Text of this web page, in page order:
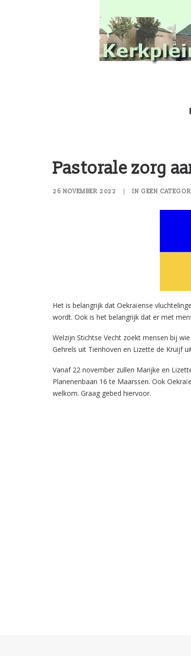
Pastorale zorg
26 NOVEMBER 2022 IN GEEN
Het is belangrijk dat Oekraïense
wordt. Ook is het belangrijk dat er met
Welzijn Stichtse Vecht zoekt mensen bij
Gehrels uit Tienhoven en Lizette de Kruijf
Vanaf 22 november zullen Marijke en
Planenenbaan 16 te Maarssen. Ook
welkom. Graag gebed hiervoor.